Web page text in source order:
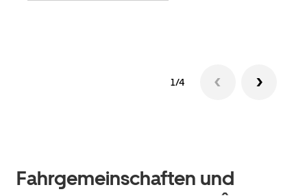
1/4
Fahrgemeinschaften und